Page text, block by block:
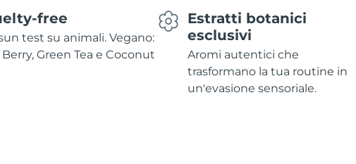
free
test su animali. Vegano:
Berry, Green Tea e Coconut
Estratti botanici
esclusivi
Aromi autentici che
trasformano la tua routine in
un'evasione sensoriale.